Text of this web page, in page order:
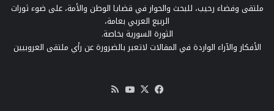
ملتقى وفضاء رحيب، للبحث والحوار في قضايا الوطن والأمة، على ضوء ثورات
الربيع العربي بعامة،
الثورة السورية بخاصة.
الأفكار والآراء الواردة في المقالات لاتعبر بالضرورة عن رأي ملتقى العروبيين
فيسبوك
‫X
‫YouTube